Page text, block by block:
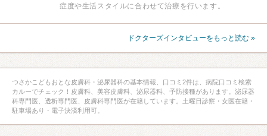
症度や生活スタイルに合わせて治療を行います。
ドクターズインタビューをもっと読む »
つさかこどもおとな皮膚科・泌尿器科の基本情報、口コミ2件は、病院口コミ検索
カルーでチェック！皮膚科、美容皮膚科、泌尿器科、予防接種があります。泌尿器
科専門医、透析専門医、皮膚科専門医が在籍しています。土曜日診察・女医在籍・
駐車場あり・電子決済利用可。